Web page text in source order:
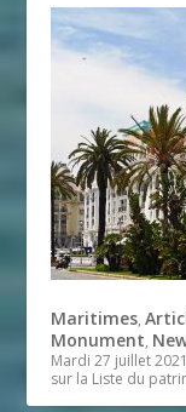
Maritimes,
Monument,
Mardi 27 juillet
sur la Liste du